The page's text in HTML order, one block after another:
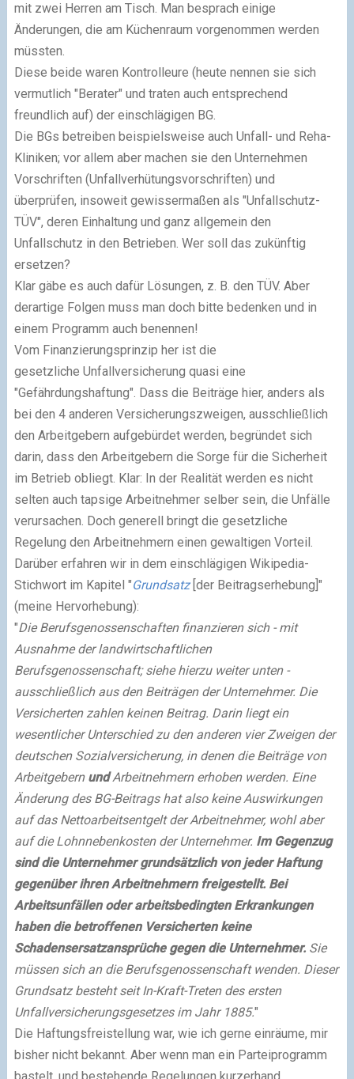
mit zwei Herren am Tisch. Man besprach einige
Änderungen, die am Küchenraum vorgenommen werden
müssten.
Diese beide waren Kontrolleure (heute nennen sie sich
vermutlich "Berater" und traten auch entsprechend
freundlich auf) der einschlägigen BG.
Die BGs betreiben beispielsweise auch Unfall- und Reha-
Kliniken; vor allem aber machen sie den Unternehmen
Vorschriften (Unfallverhütungsvorschriften) und
überprüfen, insoweit gewissermaßen als "Unfallschutz-
TÜV", deren Einhaltung und ganz allgemein den
Unfallschutz in den Betrieben. Wer soll das zukünftig
ersetzen?
Klar gäbe es auch dafür Lösungen, z. B. den TÜV. Aber
derartige Folgen muss man doch bitte bedenken und in
einem Programm auch benennen!
Vom Finanzierungsprinzip her ist die
gesetzliche Unfallversicherung quasi eine
"Gefährdungshaftung". Dass die Beiträge hier, anders als
bei den 4 anderen Versicherungszweigen, ausschließlich
den Arbeitgebern aufgebürdet werden, begründet sich
darin, dass den Arbeitgebern die Sorge für die Sicherheit
im Betrieb obliegt. Klar: In der Realität werden es nicht
selten auch tapsige Arbeitnehmer selber sein, die Unfälle
verursachen. Doch generell bringt die gesetzliche
Regelung den Arbeitnehmern einen gewaltigen Vorteil.
Darüber erfahren wir in dem einschlägigen Wikipedia-
Stichwort im Kapitel "Grundsatz[der Beitragserhebung]"
(meine Hervorhebung):
"Die Berufsgenossenschaften finanzieren sich - mit
Ausnahme der landwirtschaftlichen
Berufsgenossenschaft; siehe hierzu weiter unten -
ausschließlich aus den Beiträgen der Unternehmer. Die
Versicherten zahlen keinen Beitrag. Darin liegt ein
wesentlicher Unterschied zu den anderen vier Zweigen der
deutschen Sozialversicherung, in denen die Beiträge von
Arbeitgebern undArbeitnehmern erhoben werden. Eine
Änderung des BG-Beitrags hat also keine Auswirkungen
auf das Nettoarbeitsentgelt der Arbeitnehmer, wohl aber
auf die Lohnnebenkosten der Unternehmer. Im Gegenzug
sind die Unternehmer grundsätzlich von jeder Haftung
gegenüber ihren Arbeitnehmern freigestellt. Bei
Arbeitsunfällen oder arbeitsbedingten Erkrankungen
haben die betroffenen Versicherten keine
Schadensersatzansprüche gegen die Unternehmer.Sie
müssen sich an die Berufsgenossenschaft wenden. Dieser
Grundsatz besteht seit In-Kraft-Treten des ersten
Unfallversicherungsgesetzes im Jahr 1885."
Die Haftungsfreistellung war, wie ich gerne einräume, mir
bisher nicht bekannt. Aber wenn man ein Parteiprogramm